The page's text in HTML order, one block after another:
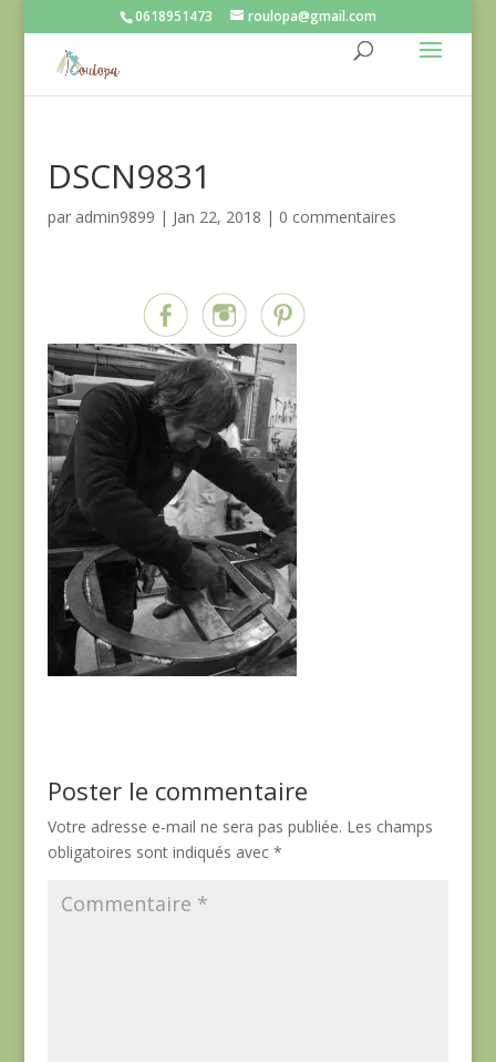
0618951473 roulopa@gmail.com
DSCN9831
par admin9899 | Jan 22, 2018 | 0 commentaires
Poster le commentaire
Votre adresse e-mail ne sera pas publiée. Les champs
obligatoires sont indiqués avec *